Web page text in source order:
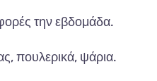
την εβδομάδα.
πουλερικά, ψάρια.